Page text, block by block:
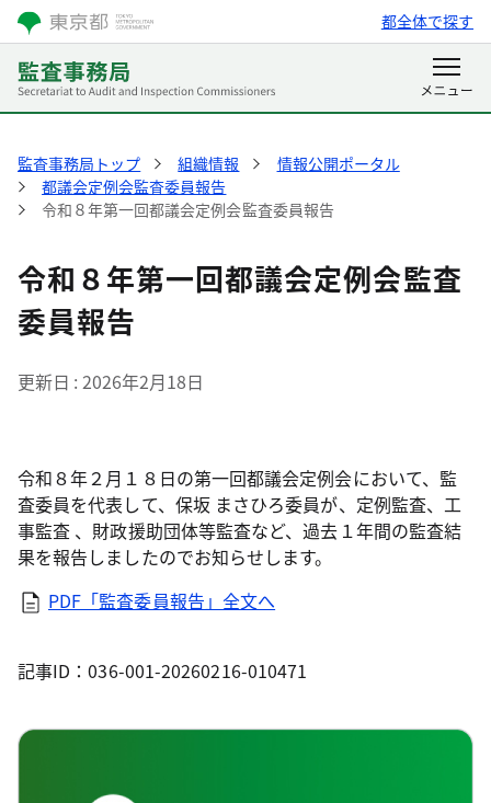
都全体で探す
監査事務局トップ 組織情報
情報公開ポータル
都議会定例会監査委員報告
令和８年第一回都議会定例会監査委員報告
令和８年第一回都議会定例会監査
委員報告
更新日 2026年2月18日
令和８年２月１８日の第一回都議会定例会において、監
査委員を代表して、保坂 まさひろ委員が、定例監査、工
事監査 、財政援助団体等監査など、過去１年間の監査結
果を報告しましたのでお知らせします。
PDF「監査委員報告」全文へ
記事ID：036-001-20260216-010471